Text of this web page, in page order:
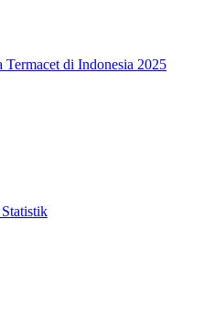
di Indonesia 2025
Statistik